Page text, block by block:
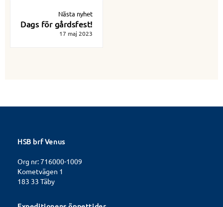
Nästa nyhet
Dags för gårdsfest!
17 maj 2023
HSB brf Venus
Org nr: 716000-1009
Kometvägen 1
183 33 Täby